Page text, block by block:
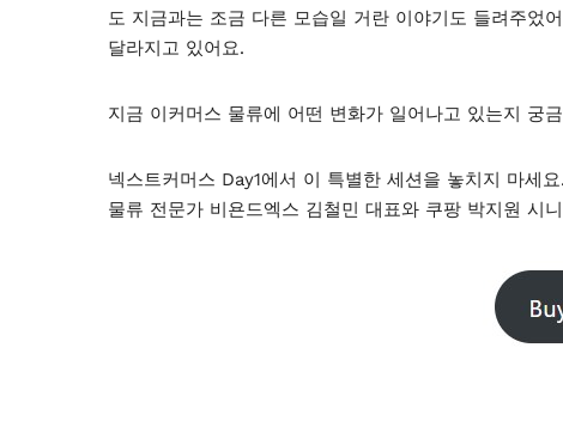
도 지금과는 조금 다른 모습일 거란 이야기도 들려주었
달라지고 있어요.
지금 이커머스 물류에 어떤 변화가 일어나고 있는지 궁
넥스트커머스 Day1에서 이 특별한 세션을 놓치지 마세요.
물류 전문가 비욘드엑스 김철민 대표와 쿠팡 박지원 시